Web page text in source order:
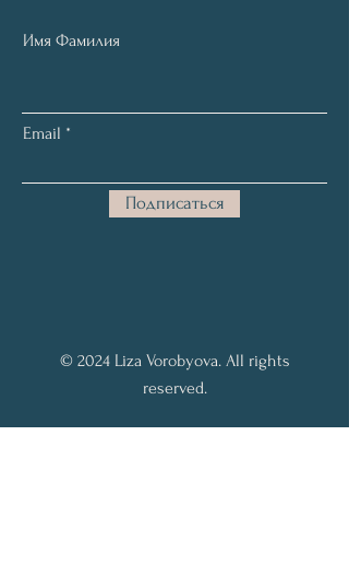
Имя Фамилия
Email
Подписаться
© 2024 Liza Vorobyova. All rights
reserved.